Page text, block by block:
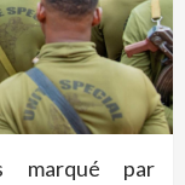
marqué par